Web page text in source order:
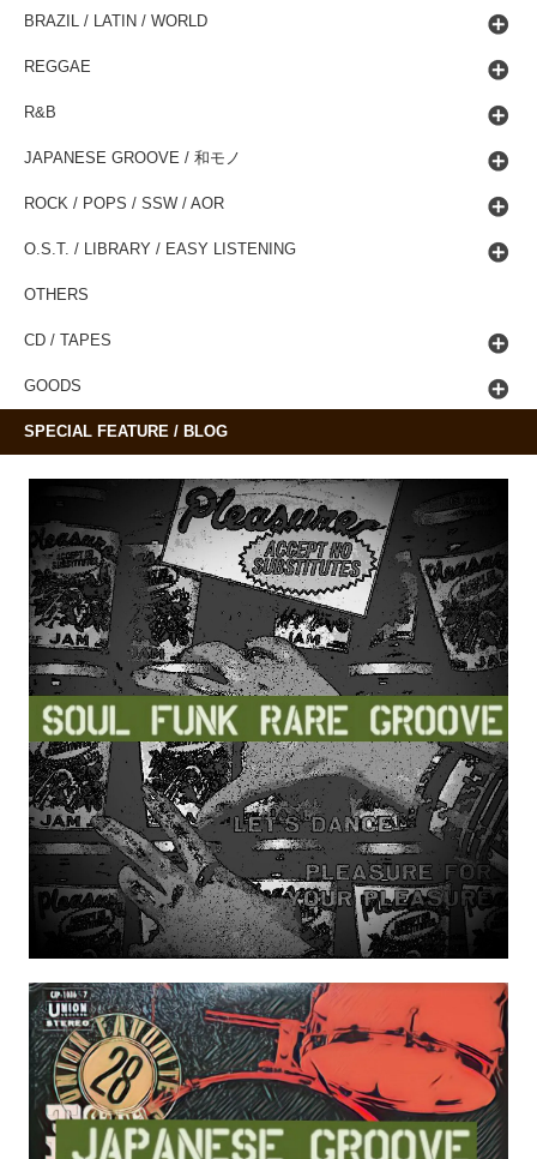
BRAZIL / LATIN / WORLD
REGGAE
R&B
JAPANESE GROOVE / 和モノ
ROCK / POPS / SSW / AOR
O.S.T. / LIBRARY / EASY LISTENING
OTHERS
CD / TAPES
GOODS
SPECIAL FEATURE / BLOG